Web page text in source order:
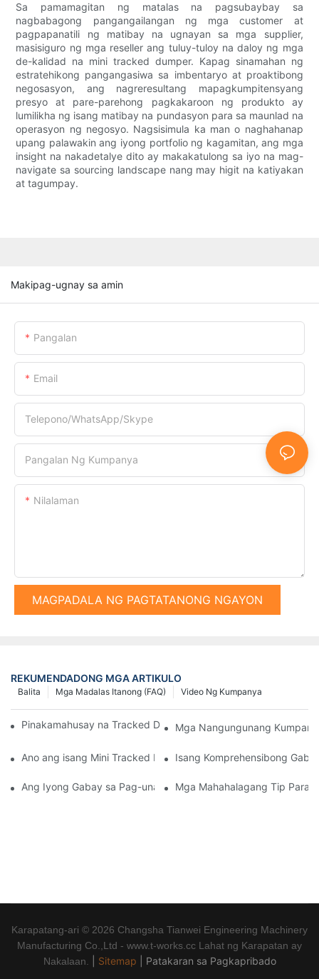
Sa pamamagitan ng matalas na pagsubaybay sa
nagbabagong pangangailangan ng mga customer at
pagpapanatili ng matibay na ugnayan sa mga supplier,
masisiguro ng mga reseller ang tuluy-tuloy na daloy ng mga
de-kalidad na mini tracked dumper. Kapag sinamahan ng
estratehikong pangangasiwa sa imbentaryo at proaktibong
negosasyon, ang nagreresultang mapagkumpitensyang
presyo at pare-parehong pagkakaroon ng produkto ay
lumilikha ng isang matibay na pundasyon para sa maunlad na
operasyon ng negosyo. Nagsisimula ka man o naghahanap
upang palawakin ang iyong portfolio ng kagamitan, ang mga
insight na nakadetalye dito ay makakatulong sa iyo na mag-
navigate sa sourcing landscape nang may higit na katiyakan
at tagumpay.
Makipag-ugnay sa amin
Pangalan
Email
Telepono/WhatsApp/Skype
Pangalan Ng Kumpanya
Nilalaman
MAGPADALA NG PAGTATANONG NGAYON
REKUMENDADONG MGA ARTIKULO
Video Ng Kumpanya
Mga Madalas Itanong (FAQ)
Balita
Pinakamahusay na Tracked Dump Truck sa Merkado Ngayon
Mga Nangungunang
Ano ang isang Mini Tracked Dumper at ang mga Benepisyo
Isang Komprehensibong
Ang Iyong Gabay sa Pag-unawa sa mga Tagapagtustos ng
Mga Mahahalagang Tip Para
Karapatang-ari © 2026 Changsha Tianwei Engineering Machinery
Manufacturing Co.,Ltd - www.t-works.cc Lahat ng Karapatan ay
Nakalaan.
Sitemap Patakaran sa Pagkapribado